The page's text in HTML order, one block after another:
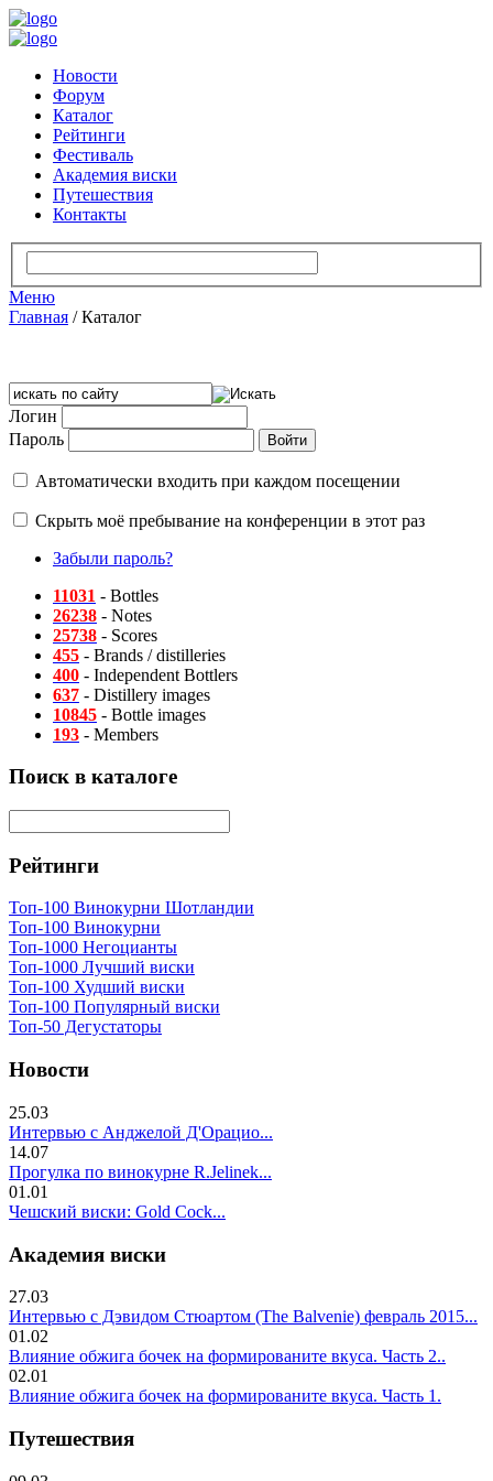
Новости
Форум
Каталог
Рейтинги
Фестиваль
Академия виски
Путешествия
Контакты
Меню
Главная /Каталог
Логин
Пароль
Автоматически входить при каждом посещении
Скрыть моё пребывание на конференции в этот раз
Забыли пароль?
11031 - Bottles
26238 - Notes
25738 - Scores
455 - Brands / distilleries
400 - Independent Bottlers
637 - Distillery images
10845 - Bottle images
193 - Members
Поиск в каталоге
Рейтинги
Топ-100 Винокурни Шотландии
Топ-100 Винокурни
Топ-1000 Негоцианты
Топ-1000 Лучший виски
Топ-100 Худший виски
Топ-100 Популярный виски
Топ-50 Дегустаторы
Новости
25.03
Интервью с Анджелой Д'Орацио...
14.07
Прогулка по винокурне R.Jelinek...
01.01
Чешский виски: Gold Cock...
Академия виски
27.03
Интервью с Дэвидом Стюартом (The Balvenie) февраль 2015...
01.02
Влияние обжига бочек на формированите вкуса. Часть 2..
02.01
Влияние обжига бочек на формированите вкуса. Часть 1.
Путешествия